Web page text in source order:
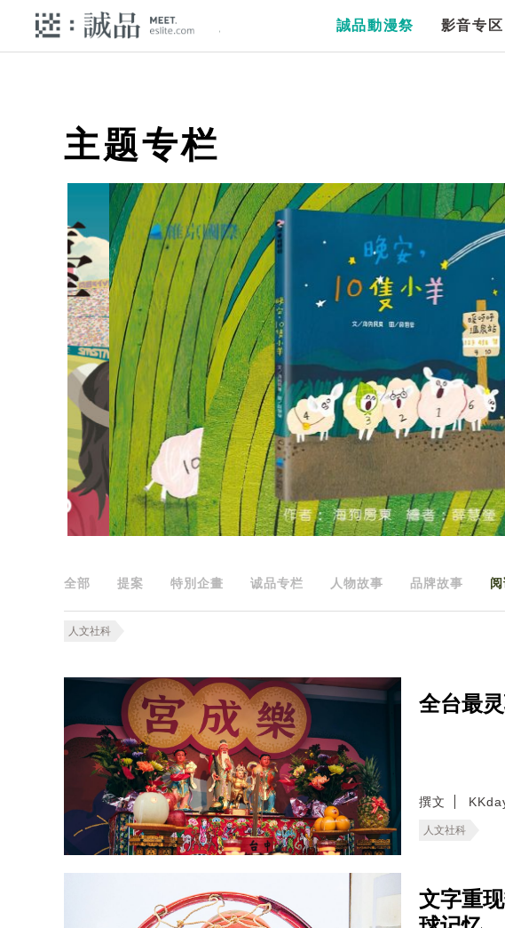
誠品動漫祭 影音专区
主题专栏
全部 提案 特別企畫 诚品专栏 人物故事 品牌故事
人文社科
全台最
撰文
人文社科
文字重